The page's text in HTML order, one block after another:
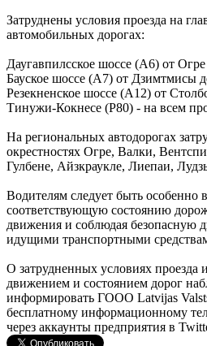
Затруднены условия проезда на
автомобильных дорогах:
Даугавпилсское шоссе (А6) от
Бауское шоссе (А7) от Дзимтмисы
Резекненское шоссе (А12) от
Тинужи-Кокнесе (P80) - на всем
На региональных автодорогах
окрестностях Огре, Валки,
Гулбене, Айзкраукле, Лиепаи,
Водителям следует быть
соответствующую состоянию
движения и соблюдая безопасную
идущими транспортными
О затрудненных условиях проезда
движением и состоянием дорог
информировать ГООО Latvijas
бесплатному информационному
через аккаунты предприятия в